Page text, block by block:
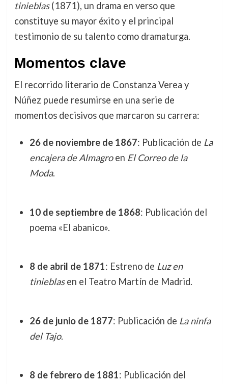
tinieblas(1871), un drama en verso que
constituye su mayor éxito y el principal
testimonio de su talento como dramaturga.
Momentos clave
El recorrido literario de Constanza Verea y
Núñez puede resumirse en una serie de
momentos decisivos que marcaron su carrera:
26 de noviembre de 1867: Publicación de La
encajera de Almagroen El Correo de la
Moda.
10 de septiembre de 1868: Publicación del
poema «El abanico».
8 de abril de 1871: Estreno de Luz en
tinieblasen el Teatro Martín de Madrid.
26 de junio de 1877: Publicación de La ninfa
del Tajo.
8 de febrero de 1881: Publicación del